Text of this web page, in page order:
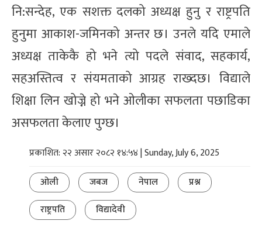
नि:सन्देह, एक सशक्त दलको अध्यक्ष हुनु र राष्ट्रपति
हुनुमा आकाश-जमिनको अन्तर छ। उनले यदि एमाले
अध्यक्ष ताकेकै हो भने त्यो पदले संवाद, सहकार्य,
सहअस्तित्व र संयमताको आग्रह राख्दछ। विद्याले
शिक्षा लिन खोज्ने हो भने ओलीका सफलता पछाडिका
असफलता केलाए पुग्छ।
प्रकाशित: २२ असार २०८२ १४:५४ | Sunday, July 6, 2025
ओली
जबज नेपाल
प्रश्न
राष्ट्रपति
विद्यादेवी